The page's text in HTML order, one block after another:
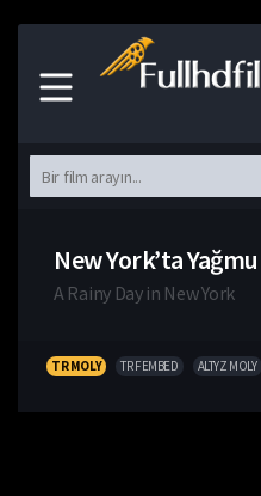
New York’ta
A Rainy Day in New York
TR MOLY TR FEMBED ALTYZ MOLY